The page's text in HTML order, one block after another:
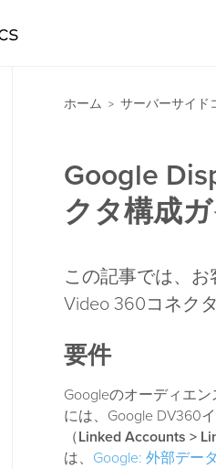
ホーム > サーバーサイド
Google
クタ構成
この記事では、お
Video 360コネク
要件
Googleのオーディエ
には、Google DV360
（Linked Accounts >
は、 Google: 外部デー